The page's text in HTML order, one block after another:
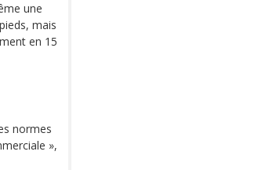
une
mais
en 15
normes
»,